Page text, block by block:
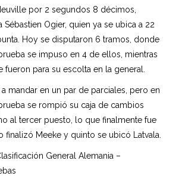
por 2 segundos 8 décimos,
Sébastien Ogier, quien ya se ubica a 22
Hoy se disputaron 6 tramos, donde
se impuso en 4 de ellos, mientras
fueron para su escolta en la general.
mandar en un par de parciales, pero en
se rompió su caja de cambios
al tercer puesto, lo que finalmente fue
finalizó Meeke y quinto se ubicó Latvala.
General Alemania –